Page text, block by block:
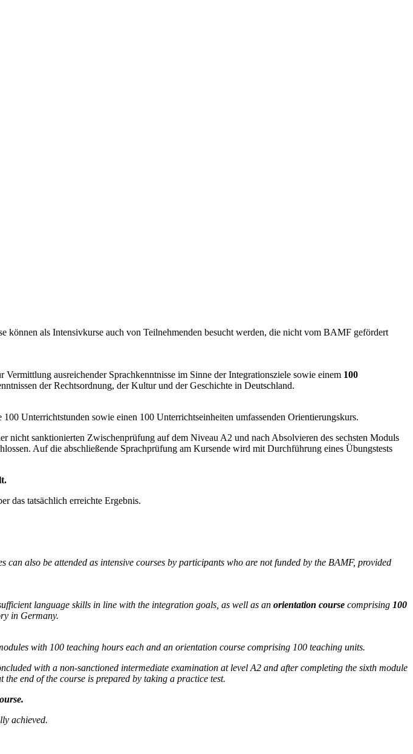
als Intensivkurse auch von Teilnehmenden besucht werden, die nicht vom BAMF gefördert
Vermittlung ausreichender Sprachkenntnisse im Sinne der Integrationsziele sowie einem 100
der Rechtsordnung, der Kultur und der Geschichte in Deutschland.
Unterrichtstunden sowie einen 100 Unterrichtseinheiten umfassenden Orientierungskurs.
sanktionierten Zwischenprüfung auf dem Niveau A2 und nach Absolvieren des sechsten Moduls
Auf die abschließende Sprachprüfung am Kursende wird mit Durchführung eines Übungstests
das tatsächlich erreichte Ergebnis.
also be attended as intensive courses by participants who are not funded by the BAMF, provided
language skills in line with the integration goals, as well as an orientation course comprising 100
in Germany.
with 100 teaching hours each and an orientation course comprising 100 teaching units.
with a non-sanctioned intermediate examination at level A2 and after completing the sixth module
end of the course is prepared by taking a practice test.
achieved.